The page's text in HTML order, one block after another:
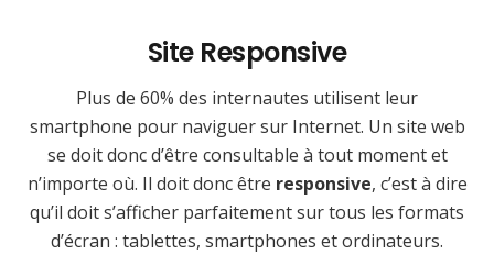
Site Responsive
Plus de 60% des internautes utilisent leur
smartphone pour naviguer sur Internet. Un site web
se doit donc d’être consultable à tout moment et
n’importe où. Il doit donc être responsive, c’est à dire
qu’il doit s’afficher parfaitement sur tous les formats
d’écran : tablettes, smartphones et ordinateurs.